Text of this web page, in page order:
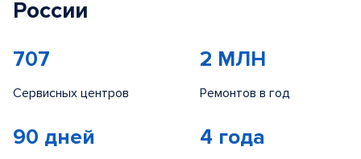
России
707
Сервисных центров
2 МЛН
Ремонтов в год
90 дней 4 года